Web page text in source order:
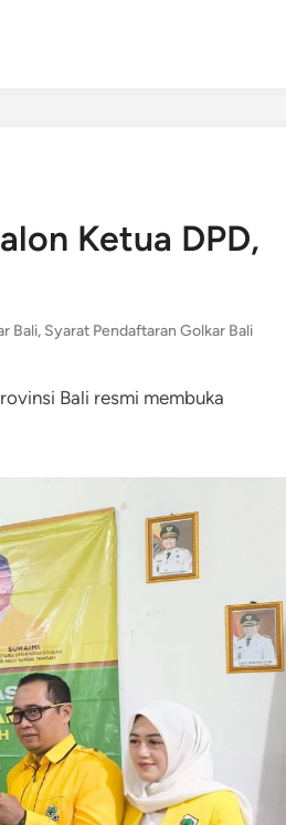
Ketua DPD,
Bali, Syarat Pendaftaran Golkar Bali
Bali resmi membuka